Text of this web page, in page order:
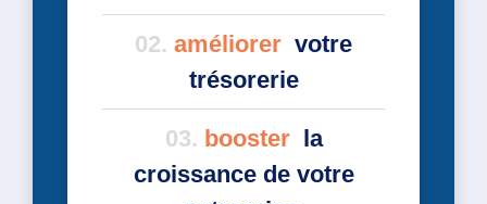
améliorer votre
trésorerie
boosterla
croissance de votre